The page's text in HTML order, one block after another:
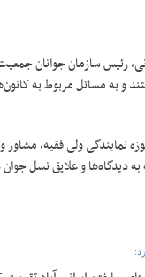
رئیس سازمان جوانان
و به مسائل مربوط به
ولی فقیه، مشاور
دیدگاه‌ها و علایق نسل